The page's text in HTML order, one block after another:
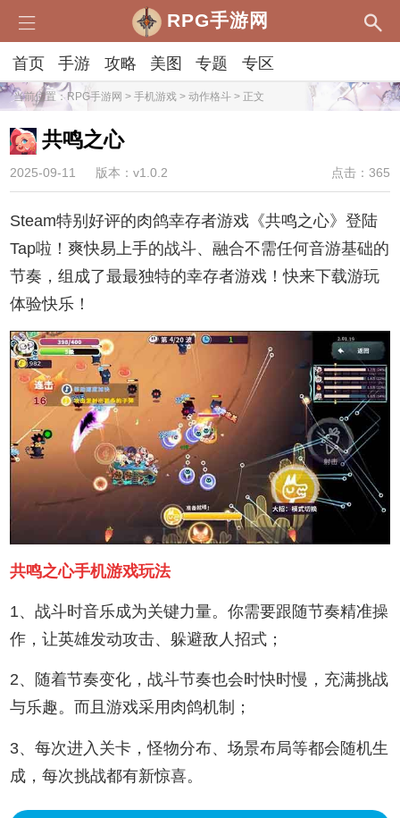
RPG手游网
首页 手游 攻略 美图 专题 专区
当前位置：RPG手游网 > 手机游戏 > 动作格斗 > 正文
共鸣之心
2025-09-11 版本：v1.0.2 点击：365
Steam特别好评的肉鸽幸存者游戏《共鸣之心》登陆
Tap啦！爽快易上手的战斗、融合不需任何音游基础的
节奏，组成了最最独特的幸存者游戏！快来下载游玩
体验快乐！
共鸣之心手机游戏玩法
1、战斗时音乐成为关键力量。你需要跟随节奏精准操
作，让英雄发动攻击、躲避敌人招式；
2、随着节奏变化，战斗节奏也会时快时慢，充满挑战
与乐趣。而且游戏采用肉鸽机制；
3、每次进入关卡，怪物分布、场景布局等都会随机生
成，每次挑战都有新惊喜。